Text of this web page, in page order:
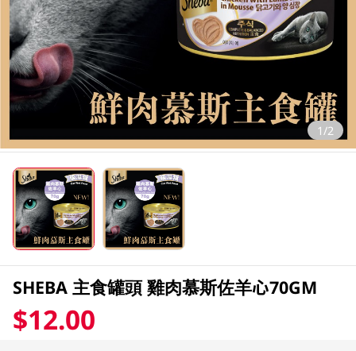
1/2
SHEBA 主食罐頭 雞肉慕斯佐羊心70GM
$12.00